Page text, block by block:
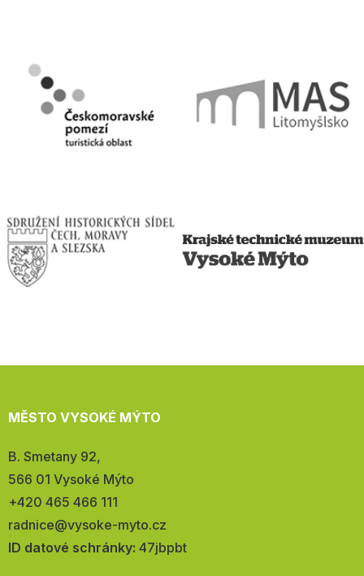
MĚSTO VYSOKÉ MÝTO
Adresa:
B. Smetany 92,
566 01 Vysoké Mýto
Telefon:
+420 465 466 111
E-
mail:
radnice@vysoke-myto.cz
ID datové schránky: 47jbpbt